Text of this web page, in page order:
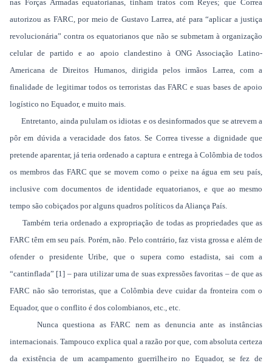
nas Forças Armadas equatorianas, tinham tratos com Reyes; que Correa
autorizou as FARC, por meio de Gustavo Larrea, até para “aplicar a justiça
revolucionária” contra os equatorianos que não se submetam à organização
celular de partido e ao apoio clandestino à ONG Associação Latino-
Americana de Direitos Humanos, dirigida pelos irmãos Larrea, com a
finalidade de legitimar todos os terroristas das FARC e suas bases de apoio
logístico no Equador, e muito mais.
Entretanto, ainda pululam os idiotas e os desinformados que se atrevem a
pôr em dúvida a veracidade dos fatos. Se Correa tivesse a dignidade que
pretende aparentar, já teria ordenado a captura e entrega à Colômbia de todos
os membros das FARC que se movem como o peixe na água em seu país,
inclusive com documentos de identidade equatorianos, e que ao mesmo
tempo são cobiçados por alguns quadros políticos da Aliança País.
Também teria ordenado a expropriação de todas as propriedades que as
FARC têm em seu país. Porém, não. Pelo contrário, faz vista grossa e além de
ofender o presidente Uribe, que o supera como estadista, sai com a
“cantinflada” [1] – para utilizar uma de suas expressões favoritas – de que as
FARC não são terroristas, que a Colômbia deve cuidar da fronteira com o
Equador, que o conflito é dos colombianos, etc., etc.
Nunca questiona as FARC nem as denuncia ante as instâncias
internacionais. Tampouco explica qual a razão por que, com absoluta certeza
da existência de um acampamento guerrilheiro no Equador, se fez de